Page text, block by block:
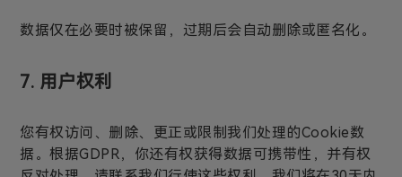
数据仅在必要时被保留，过期后会自动删除或匿名化。
7. 用户权利
您有权访问、删除、更正或限制我们处理的Cookie数
据。根据GDPR，你还有权获得数据可携带性，并有权